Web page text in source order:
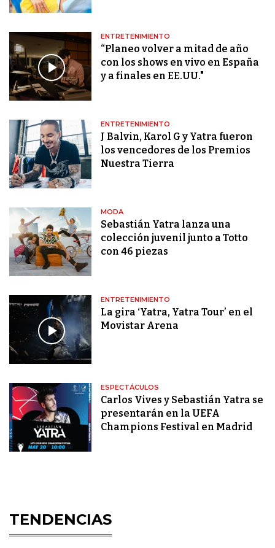
ENTRETENIMIENTO
“Planeo volver a mitad de año
con los shows en vivo en España
y a finales en EE.UU."
ENTRETENIMIENTO
J Balvin, Karol G y Yatra fueron
los vencedores de los Premios
Nuestra Tierra
MODA
Sebastián Yatra lanza una
colección juvenil junto a Totto
con 46 piezas
ENTRETENIMIENTO
La gira ‘Yatra, Yatra Tour’ en el
Movistar Arena
ESPECTÁCULOS
Carlos Vives y Sebastián Yatra se
presentarán en la UEFA
Champions Festival en Madrid
TENDENCIAS